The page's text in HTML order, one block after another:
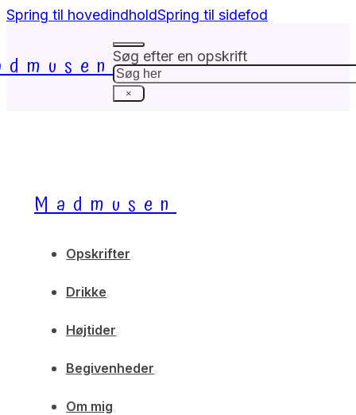
Spring til hovedindholdSpring til sidefod
Søg efter en opskrift
Søg
×
Madmusen
Opskrifter
Drikke
Højtider
Begivenheder
Om mig